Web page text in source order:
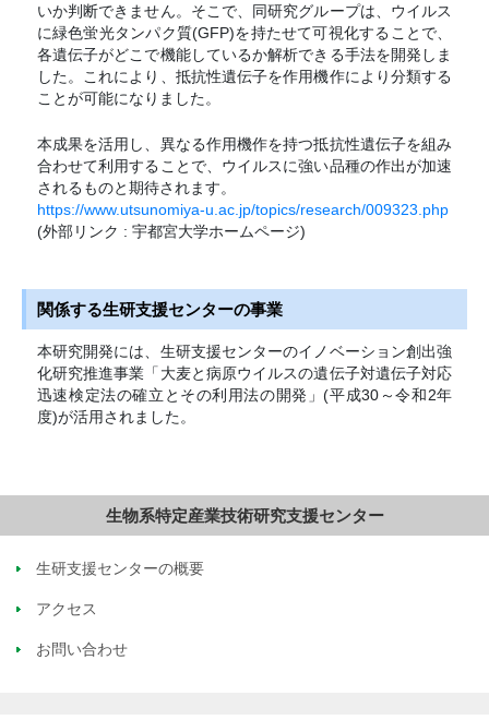
いか判断できません。そこで、同研究グループは、ウイルス
に緑色蛍光タンパク質(GFP)を持たせて可視化することで、
各遺伝子がどこで機能しているか解析できる手法を開発しま
した。これにより、抵抗性遺伝子を作用機作により分類する
ことが可能になりました。
本成果を活用し、異なる作用機作を持つ抵抗性遺伝子を組み
合わせて利用することで、ウイルスに強い品種の作出が加速
されるものと期待されます。
https://www.utsunomiya-u.ac.jp/topics/research/009323.php
(外部リンク : 宇都宮大学ホームページ)
関係する生研支援センターの事業
本研究開発には、生研支援センターのイノベーション創出強
化研究推進事業「大麦と病原ウイルスの遺伝子対遺伝子対応
迅速検定法の確立とその利用法の開発」(平成30～令和2年
度)が活用されました。
生物系特定産業技術研究支援センター
生研支援センターの概要
アクセス
お問い合わせ